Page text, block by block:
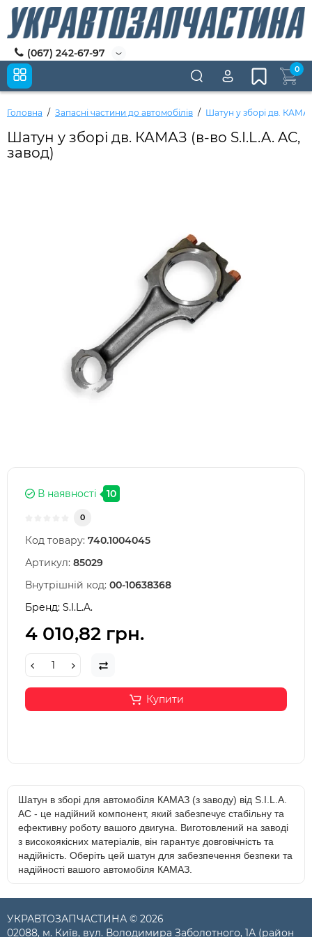
(067) 242-67-97
0
Головна Запасні частини до автомобілів Шатун у зборі дв.
Шатун у зборі дв. КАМАЗ (в-во S.I.L.A. AC,
завод)
В наявності 10
0
Код товару: 740.1004045
Артикул: 85029
Внутрішній код: 00-10638368
Бренд: S.I.L.A.
4 010,82 грн.
Купити
Шатун в зборі для автомобіля КАМАЗ (з заводу) від S.I.L.A.
AC - це надійний компонент, який забезпечує стабільну та
ефективну роботу вашого двигуна. Виготовлений на заводі
з високоякісних матеріалів, він гарантує довговічність та
надійність. Оберіть цей шатун для забезпечення безпеки та
надійності вашого автомобіля КАМАЗ.
УКРАВТОЗАПЧАСТИНА © 2026
02088, м. Київ, вул. Володимира Заболотного, 1А (район